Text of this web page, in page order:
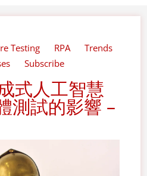
Testing RPA
Trends
Subscribe
式人工智慧
測試的影響 –